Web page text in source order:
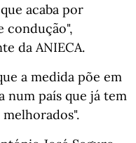
acaba por
condução",
da ANIECA.
a medida põe em
num país que já tem